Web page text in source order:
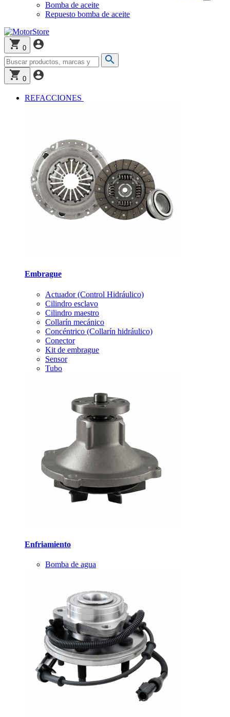
Bomba de aceite
Repuesto bomba de aceite
0
0
REFACCIONES
Embrague
Actuador (Control Hidráulico)
Cilindro esclavo
Cilindro maestro
Collarín mecánico
Concéntrico (Collarín hidráulico)
Conector
Kit de embrague
Sensor
Tubo
Enfriamiento
Bomba de agua